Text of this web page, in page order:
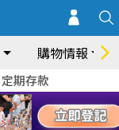
購物情報
定期存款